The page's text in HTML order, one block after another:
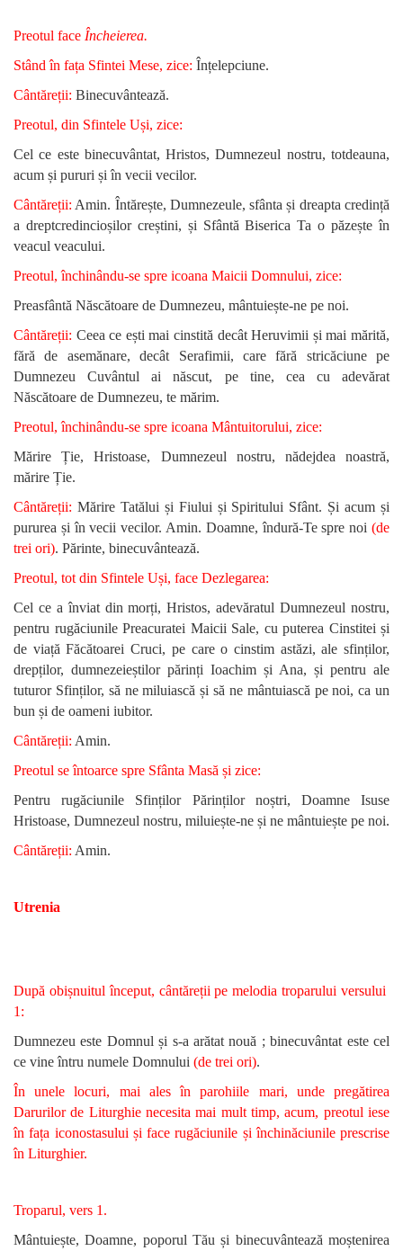
Preotul face Încheierea.
Stând în fața Sfintei Mese, zice: Înțelepciune.
Cântăreții: Binecuvântează.
Preotul, din Sfintele Uși, zice:
Cel ce este binecuvântat, Hristos, Dumnezeul nostru, totdeauna,
acum și pururi și în vecii vecilor.
Cântăreții: Amin. Întărește, Dumnezeule, sfânta și dreapta credință
a dreptcredincioșilor creștini, și Sfântă Biserica Ta o păzește în
veacul veacului.
Preotul, închinându-se spre icoana Maicii Domnului, zice:
Preasfântă Născătoare de Dumnezeu, mântuiește-ne pe noi.
Cântăreții: Ceea ce ești mai cinstită decât Heruvimii și mai mărită,
fără de asemănare, decât Serafimii, care fără stricăciune pe
Dumnezeu Cuvântul ai născut, pe tine, cea cu adevărat
Născătoare de Dumnezeu, te mărim.
Preotul, închinându-se spre icoana Mântuitorului, zice:
Mărire Ție, Hristoase, Dumnezeul nostru, nădejdea noastră,
mărire Ție.
Cântăreții: Mărire Tatălui și Fiului și Spiritului Sfânt. Și acum și
pururea și în vecii vecilor. Amin. Doamne, îndură-Te spre noi (de
trei ori). Părinte, binecuvântează.
Preotul, tot din Sfintele Uși, face Dezlegarea:
Cel ce a înviat din morți, Hristos, adevăratul Dumnezeul nostru,
pentru rugăciunile Preacuratei Maicii Sale, cu puterea Cinstitei și
de viață Făcătoarei Cruci, pe care o cinstim astăzi, ale sfinților,
drepților, dumnezeieștilor părinți Ioachim și Ana, și pentru ale
tuturor Sfinților, să ne miluiască și să ne mântuiască pe noi, ca un
bun și de oameni iubitor.
Cântăreții: Amin.
Preotul se întoarce spre Sfânta Masă și zice:
Pentru rugăciunile Sfinților Părinților noștri, Doamne Isuse
Hristoase, Dumnezeul nostru, miluiește-ne și ne mântuiește pe noi.
Cântăreții: Amin.
Utrenia
După obișnuitul început, cântăreții pe melodia troparului versului
1:
Dumnezeu este Domnul și s-a arătat nouă ; binecuvântat este cel
ce vine întru numele Domnului (de trei ori).
În unele locuri, mai ales în parohiile mari, unde pregătirea
Darurilor de Liturghie necesita mai mult timp, acum, preotul iese
în fața iconostasului și face rugăciunile și închinăciunile prescrise
în Liturghier.
Troparul, vers 1.
Mântuiește, Doamne, poporul Tău și binecuvântează moștenirea